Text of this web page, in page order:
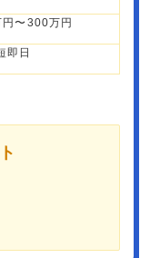
円〜300万円
即日